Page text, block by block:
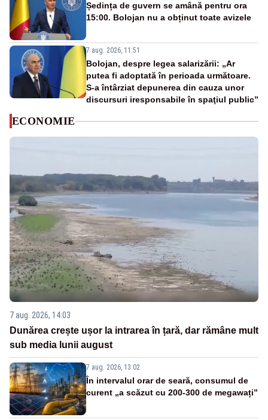
Ședința de guvern se amână pentru ora
15:00. Bolojan nu a obținut toate avizele
7 aug. 2026, 11:51
Bolojan, despre legea salarizării: „Ar
putea fi adoptată în perioada următoare.
S-a întârziat depunerea din cauza unor
discursuri iresponsabile în spaţiul public”
ECONOMIE
7 aug. 2026, 14:03
Dunărea crește ușor la intrarea în țară, dar rămâne mult
sub media lunii august
7 aug. 2026, 13:02
În intervalul orar de seară, consumul de
curent „a scăzut cu 200-300 de megawați”